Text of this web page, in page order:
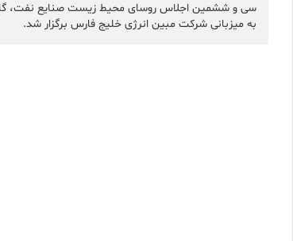
سی و ششمین اجلاس روسای محیط زیست صنایع نفت، گاز
به میزبانی شرکت مبین انرژی خلیج فارس برگزار شد.